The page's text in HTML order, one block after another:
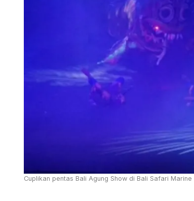
Cuplikan pentas Bali Agung Show di Bali Safari